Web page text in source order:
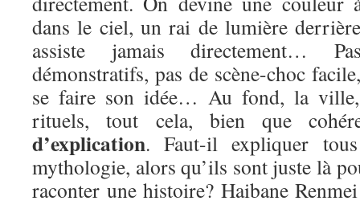
dans le ciel, un rai de lumière
assiste jamais directement…
démonstratifs, pas de scène-choc
se faire son idée… Au fond, la
rituels, tout cela, bien que
d’explication. Faut-il expliquer
mythologie, alors qu’ils sont juste là
raconter une histoire? Haibane